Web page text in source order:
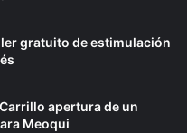
gratuito de estimulación
apertura de un
Meoqui